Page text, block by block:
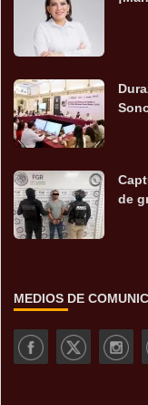
de
MEDIOS DE